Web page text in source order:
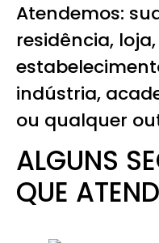
Atendemos:
residência,
indústria,
ou qualquer
ALGUNS
QUE